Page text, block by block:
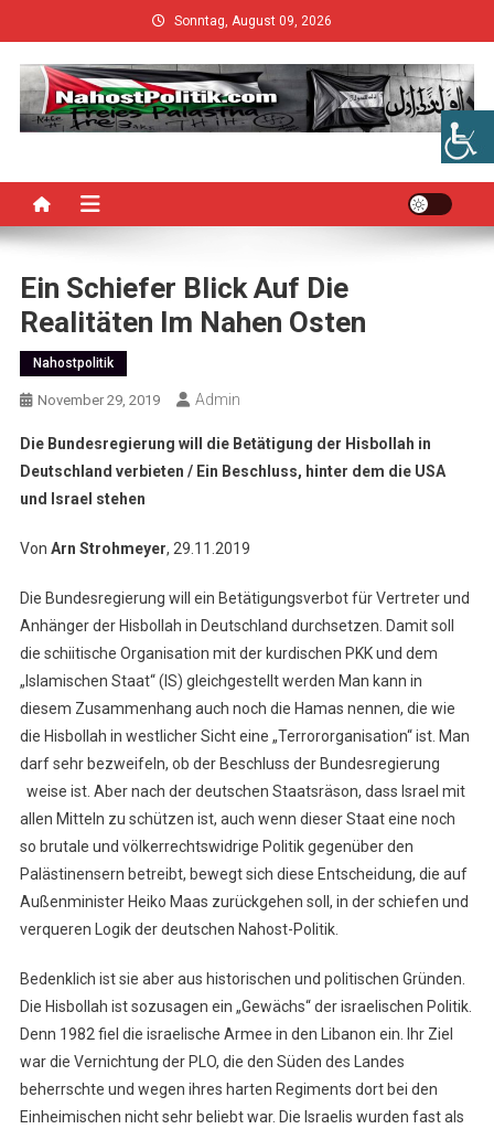
to
content
Sonntag, August 09, 2026
Ein Schiefer Blick Auf Die
Realitäten Im Nahen Osten
Nahostpolitik
November 29, 2019 Admin
Die Bundesregierung will die Betätigung der Hisbollah in
Deutschland verbieten / Ein Beschluss, hinter dem die USA
und Israel stehen
Von Arn Strohmeyer, 29.11.2019
Die Bundesregierung will ein Betätigungsverbot für Vertreter und
Anhänger der Hisbollah in Deutschland durchsetzen. Damit soll
die schiitische Organisation mit der kurdischen PKK und dem
„Islamischen Staat“ (IS) gleichgestellt werden Man kann in
diesem Zusammenhang auch noch die Hamas nennen, die wie
die Hisbollah in westlicher Sicht eine „Terrororganisation“ ist. Man
darf sehr bezweifeln, ob der Beschluss der Bundesregierung
weise ist. Aber nach der deutschen Staatsräson, dass Israel mit
allen Mitteln zu schützen ist, auch wenn dieser Staat eine noch
so brutale und völkerrechtswidrige Politik gegenüber den
Palästinensern betreibt, bewegt sich diese Entscheidung, die auf
Außenminister Heiko Maas zurückgehen soll, in der schiefen und
verqueren Logik der deutschen Nahost-Politik.
Bedenklich ist sie aber aus historischen und politischen Gründen.
Die Hisbollah ist sozusagen ein „Gewächs“ der israelischen Politik.
Denn 1982 fiel die israelische Armee in den Libanon ein. Ihr Ziel
war die Vernichtung der PLO, die den Süden des Landes
beherrschte und wegen ihres harten Regiments dort bei den
Einheimischen nicht sehr beliebt war. Die Israelis wurden fast als